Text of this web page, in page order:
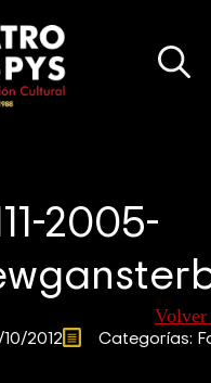
2005-
10/2012 Categorías: